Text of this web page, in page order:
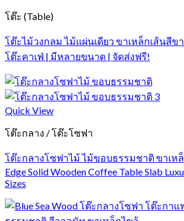
โต๊ะ (Table)
โต๊ะไม้วงกลม ไม้แผ่นเดียว ขาเหล็กเส้นสีข
โต๊ะคาเฟ่ | มีหลายขนาด | จัดส่งฟรี!
Quick View
โต๊ะกลาง / โต๊ะโซฟา
โต๊ะกลางโซฟาไม้ ไม้ขอบธรรมชาติ ขาเหล็
Edge Solid Wooden Coffee Table Slab
Sizes